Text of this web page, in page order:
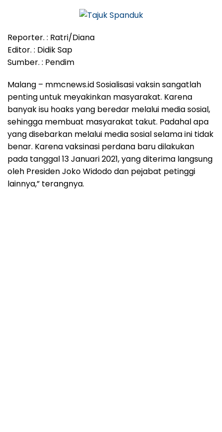
Reporter. : Ratri/Diana
Editor. : Didik Sap
Sumber. : Pendim
Malang – mmcnews.id Sosialisasi vaksin sangatlah
penting untuk meyakinkan masyarakat. Karena
banyak isu hoaks yang beredar melalui media sosial,
sehingga membuat masyarakat takut. Padahal apa
yang disebarkan melalui media sosial selama ini tidak
benar. Karena vaksinasi perdana baru dilakukan
pada tanggal 13 Januari 2021, yang diterima langsung
oleh Presiden Joko Widodo dan pejabat petinggi
lainnya,” terangnya.